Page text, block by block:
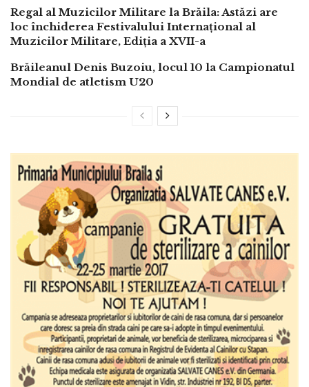
Regal al Muzicilor Militare la Brăila: Astăzi are
loc închiderea Festivalului Internațional al
Muzicilor Militare, Ediția a XVII-a
Brăileanul Denis Buzoiu, locul 10 la Campionatul
Mondial de atletism U20